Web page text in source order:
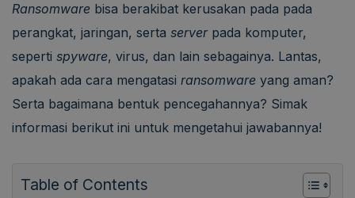
Ransomware bisa berakibat kerusakan pada pada
perangkat, jaringan, serta server pada komputer,
seperti spyware, virus, dan lain sebagainya. Lantas,
apakah ada cara mengatasi ransomware yang aman?
Serta bagaimana bentuk pencegahannya? Simak
informasi berikut ini untuk mengetahui jawabannya!
Table of Contents